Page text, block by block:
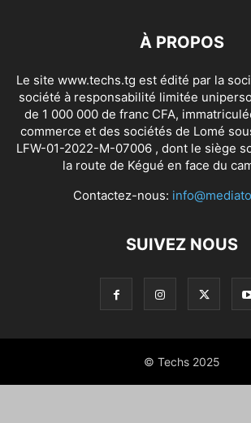
À PROPOS
Le site www.techs.tg est édité par la
société à responsabilité limitée
de 1 000 000 de franc CFA,
commerce et des sociétés de Lomé
LFW-01-2022-M-07006 , dont le siège
la route de Kégué en face du
Contactez-nous:
SUIVEZ NOUS
© Techs 2025